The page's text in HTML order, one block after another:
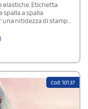
elastiche. Etichetta
a spalla.
nitidezza di stampa
Cod: 101.37